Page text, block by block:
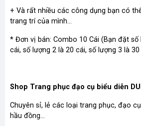
+ Và rất nhiều các công dụng bạn có
trang trí của mình...
* Đơn vị bán: Combo 10 Cái (Bạn đặt
cái, số lượng 2 là 20 cái, số lượng 3 là 30
Shop Trang phục đạo cụ biểu diễn
Chuyên sỉ, lẻ các loại trang phục, đạo
hầu đồng...